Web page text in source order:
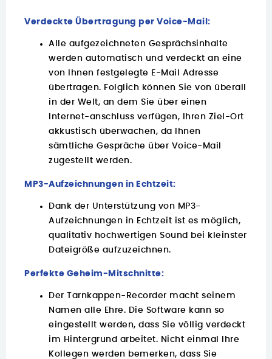
Verdeckte Übertragung per Voice-Mail:
Alle aufgezeichneten Gesprächsinhalte
werden automatisch und verdeckt an eine
von Ihnen festgelegte E-Mail Adresse
übertragen. Folglich können Sie von überall
in der Welt, an dem Sie über einen
Internet-anschluss verfügen, Ihren Ziel-Ort
akkustisch überwachen, da Ihnen
sämtliche Gespräche über Voice-Mail
zugestellt werden.
MP3-Aufzeichnungen in Echtzeit:
Dank der Unterstützung von MP3-
Aufzeichnungen in Echtzeit ist es möglich,
qualitativ hochwertigen Sound bei kleinster
Dateigröße aufzuzeichnen.
Perfekte Geheim-Mitschnitte:
Der Tarnkappen-Recorder macht seinem
Namen alle Ehre. Die Software kann so
eingestellt werden, dass Sie völlig verdeckt
im Hintergrund arbeitet. Nicht einmal Ihre
Kollegen werden bemerken, dass Sie